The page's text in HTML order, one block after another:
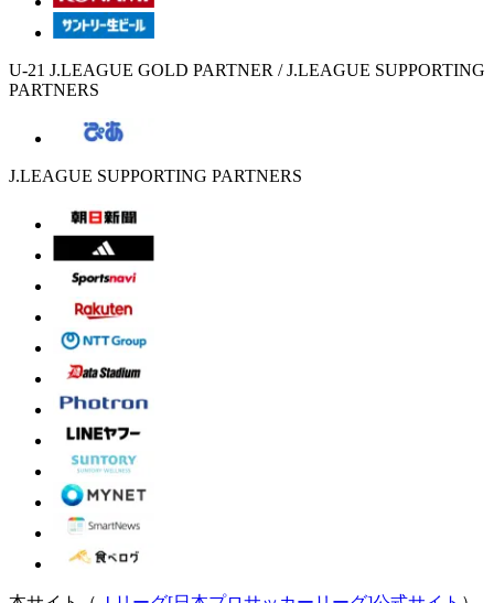
U-21 J.LEAGUE GOLD PARTNER / J.LEAGUE SUPPORTING
PARTNERS
J.LEAGUE SUPPORTING PARTNERS